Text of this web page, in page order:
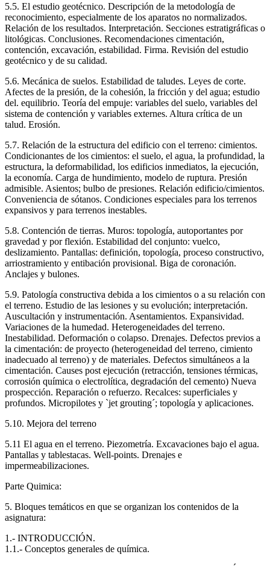
5.5. El estudio geotécnico. Descripción de la metodología de
reconocimiento, especialmente de los aparatos no normalizados.
Relación de los resultados. Interpretación. Secciones estratigráficas o
litológicas. Conclusiones. Recomendaciones cimentación,
contención, excavación, estabilidad. Firma. Revisión del estudio
geotécnico y de su calidad.
5.6. Mecánica de suelos. Estabilidad de taludes. Leyes de corte.
Afectes de la presión, de la cohesión, la fricción y del agua; estudio
del. equilibrio. Teoría del empuje: variables del suelo, variables del
sistema de contención y variables externes. Altura crítica de un
talud. Erosión.
5.7. Relación de la estructura del edificio con el terreno: cimientos.
Condicionantes de los cimientos: el suelo, el agua, la profundidad, la
estructura, la deformabilidad, los edificios inmediatos, la ejecución,
la economía. Carga de hundimiento, modelo de ruptura. Presión
admisible. Asientos; bulbo de presiones. Relación edificio/cimientos.
Conveniencia de sótanos. Condiciones especiales para los terrenos
expansivos y para terrenos inestables.
5.8. Contención de tierras. Muros: topología, autoportantes por
gravedad y por flexión. Estabilidad del conjunto: vuelco,
deslizamiento. Pantallas: definición, topología, proceso constructivo,
arriostramiento y entibación provisional. Biga de coronación.
Anclajes y bulones.
5.9. Patología constructiva debida a los cimientos o a su relación con
el terreno. Estudio de las lesiones y su evolución; interpretación.
Auscultación y instrumentación. Asentamientos. Expansividad.
Variaciones de la humedad. Heterogeneidades del terreno.
Inestabilidad. Deformación o colapso. Drenajes. Defectos previos a
la cimentación: de proyecto (heterogeneidad del terreno, cimiento
inadecuado al terreno) y de materiales. Defectos simultáneos a la
cimentación. Causes post ejecución (retracción, tensiones térmicas,
corrosión química o electrolítica, degradación del cemento) Nueva
prospección. Reparación o refuerzo. Recalces: superficiales y
profundos. Micropilotes y `jet grouting´; topología y aplicaciones.
5.10. Mejora del terreno
5.11 El agua en el terreno. Piezometría. Excavaciones bajo el agua.
Pantallas y tablestacas. Well-points. Drenajes e
impermeabilizaciones.
Parte Quimica:
5. Bloques temáticos en que se organizan los contenidos de la
asignatura:
1.- INTRODUCCIÓN.
1.1.- Conceptos generales de química.